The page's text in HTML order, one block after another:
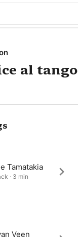
al tango
Tamatakia
· 3 min
Veen